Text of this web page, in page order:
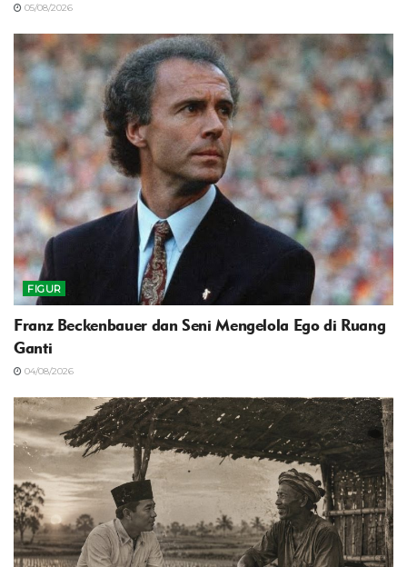
05/08/2026
FIGUR
Franz Beckenbauer dan Seni Mengelola Ego di Ruang
Ganti
04/08/2026